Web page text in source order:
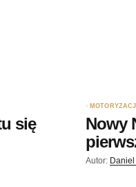
się
Nowy
Autor: